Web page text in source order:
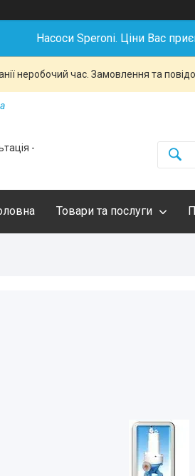
Насоси Speroni. Ціни Вас
неробочий час. Замовлення та
-
Товари та послуги